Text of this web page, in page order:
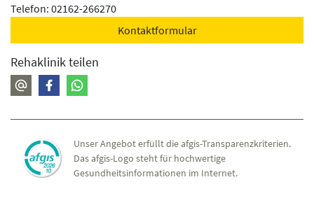
Rehaklinik teilen
Telefon: 02162-266270
Kontaktformular
Unser Angebot erfüllt die afgis-Transparenzkriterien.
Das afgis-Logo steht für hochwertige
Gesundheitsinformationen im Internet.